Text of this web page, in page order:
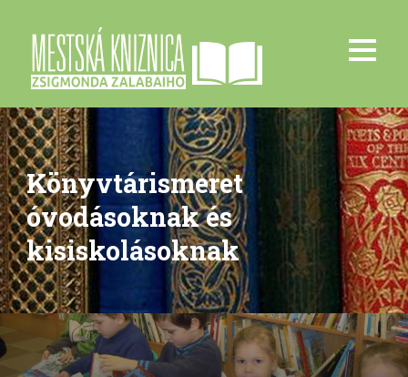
Könyvtárismeret
óvodásoknak és
kisiskolásoknak